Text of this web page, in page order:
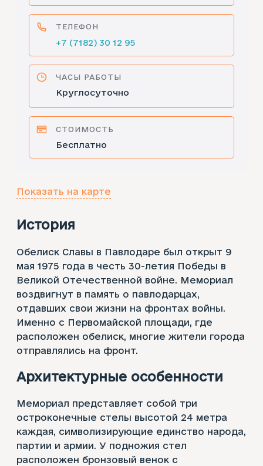
История
Обелиск Славы в Павлодаре был открыт 9
мая 1975 года в честь 30-летия Победы в
Великой Отечественной войне. Мемориал
воздвигнут в память о павлодарцах,
отдавших свои жизни на фронтах войны.
Именно с Первомайской площади, где
расположен обелиск, многие жители города
отправлялись на фронт.
Архитектурные особенности
Мемориал представляет собой три
остроконечные стелы высотой 24 метра
каждая, символизирующие единство народа,
партии и армии. У подножия стел
расположен бронзовый венок с
ТЕЛЕФОН
+7 (7182) 30 12 95
ЧАСЫ РАБОТЫ
Круглосуточно
СТОИМОСТЬ
Бесплатно
Показать на карте